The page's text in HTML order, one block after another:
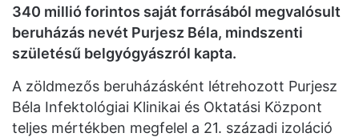
340 millió forintos saját forrásából megvalósult
beruházás nevét Purjesz Béla, mindszenti
születésű belgyógyászról kapta.
A zöldmezős beruházásként létrehozott Purjesz
Béla Infektológiai Klinikai és Oktatási Központ
teljes mértékben megfelel a 21. századi izoláció